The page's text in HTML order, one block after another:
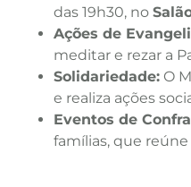
das 19h30, no
Ações de
meditar e rezar a
Solidariedade: O
e realiza ações
Eventos de
famílias, que